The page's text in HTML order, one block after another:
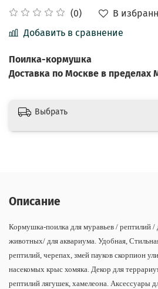
(0)
В
Добавить в сравнение
Поилка-кормушка
Доставка по Москве в
Выбрать
Описание
Кормушка-поилка для муравьев / рептилий /
животных/ для аквариума. Удобная,
рептилий, черепах, змей пауков скорпион
насекомых крыс хомяка. Декор для
рептилий лягушек, хамелеона. Аксессуары